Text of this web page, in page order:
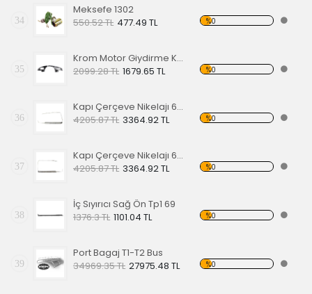
34
Meksefe 1302
550.52 TL 477.49 TL %0
35
Krom Motor Giydirme Kapağı
2099.28 TL 1679.65 TL %0
36
Kapı Çerçeve Nikelajı 65 Sol Ön
4205.87 TL 3364.92 TL %0
37
Kapı Çerçeve Nikelajı 65 Sağ Ön
4205.87 TL 3364.92 TL %0
38
İç Sıyırıcı Sağ Ön Tp1 69
1376.3 TL 1101.04 TL %0
39
Port Bagaj T1-T2 Bus
34969.35 TL 27975.48 TL %0